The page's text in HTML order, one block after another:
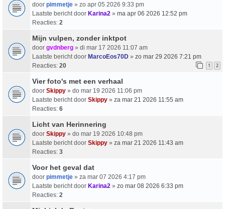
door pimmetje » zo apr 05 2026 9:33 pm
Laatste bericht door Karina2 » ma apr 06 2026 12:52 pm
Reacties: 2
Mijn vulpen, zonder inktpot
door gvdnberg » di mar 17 2026 11:07 am
Laatste bericht door MarcoEos70D » zo mar 29 2026 7:21 pm
Reacties: 20 1 2
Vier foto's met een verhaal
door Skippy » do mar 19 2026 11:06 pm
Laatste bericht door Skippy » za mar 21 2026 11:55 am
Reacties: 6
Licht van Herinnering
door Skippy » do mar 19 2026 10:48 pm
Laatste bericht door Skippy » za mar 21 2026 11:43 am
Reacties: 3
Voor het geval dat
door pimmetje » za mar 07 2026 4:17 pm
Laatste bericht door Karina2 » zo mar 08 2026 6:33 pm
Reacties: 2